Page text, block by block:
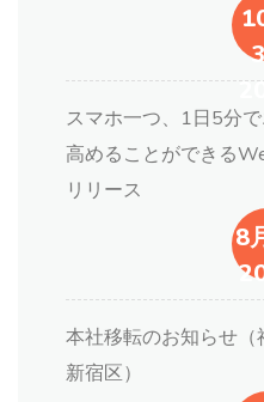
スマホ一つ、1日5分
高めることができる
リリース
8
本社移転のお知らせ
新宿区）